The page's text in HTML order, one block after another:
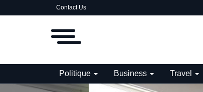
Contact Us
Politique Business Travel